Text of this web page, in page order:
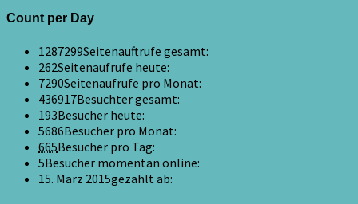
Count per Day
1287299Seitenauftrufe gesamt:
262Seitenaufrufe heute:
7290Seitenaufrufe pro Monat:
436917Besuchter gesamt:
193Besucher heute:
5686Besucher pro Monat:
665Besucher pro Tag:
5Besucher momentan online:
15. März 2015gezählt ab: